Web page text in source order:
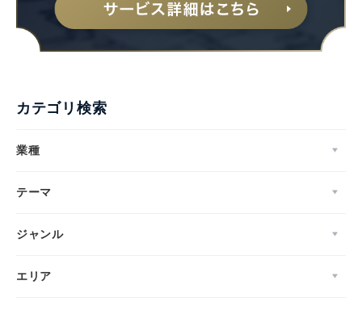
カテゴリ検索
業種
テーマ
ジャンル
エリア